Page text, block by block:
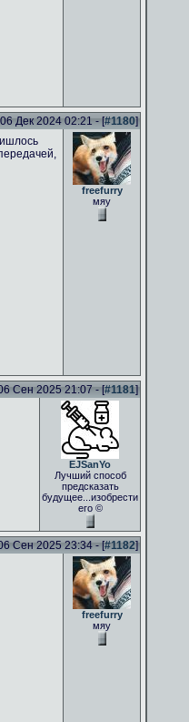
06 Дек 2024 02:21 - [#1180]
freefurry
мяу
Сен 2025 21:07 - [#1181]
EJSanYo
Лучший способ
предсказать
будущее...изобрести
его ©
Сен 2025 23:34 - [#1182]
freefurry
мяу